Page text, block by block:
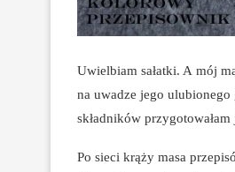
Uwielbiam sałatki. A mój
na uwadze jego
składników
Po sieci krąży masa